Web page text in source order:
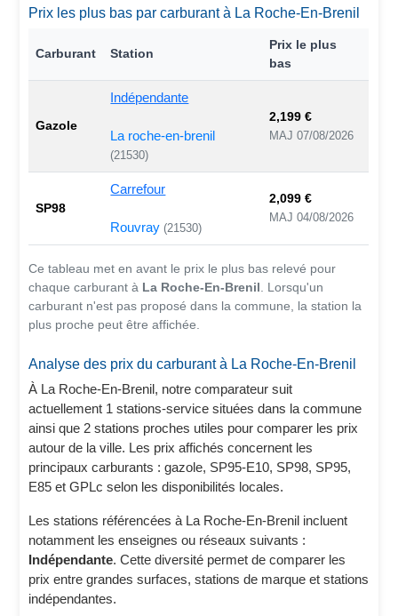
Prix les plus bas par carburant à La Roche-En-Brenil
Carburant Station
Prix le plus
bas
Gazole
Indépendante
La roche-en-brenil
(21530)
2,199 €
MAJ 07/08/2026
SP98
Carrefour
Rouvray(21530)
2,099 €
MAJ 04/08/2026
Ce tableau met en avant le prix le plus bas relevé pour
chaque carburant à La Roche-En-Brenil . Lorsqu'un
carburant n'est pas proposé dans la commune, la station la
plus proche peut être affichée.
Analyse des prix du carburant à La Roche-En-Brenil
À La Roche-En-Brenil, notre comparateur suit
actuellement 1 stations-service situées dans la commune
ainsi que 2 stations proches utiles pour comparer les prix
autour de la ville. Les prix affichés concernent les
principaux carburants : gazole, SP95-E10, SP98, SP95,
E85 et GPLc selon les disponibilités locales.
Les stations référencées à La Roche-En-Brenil incluent
notamment les enseignes ou réseaux suivants :
Indépendante. Cette diversité permet de comparer les
prix entre grandes surfaces, stations de marque et stations
indépendantes.